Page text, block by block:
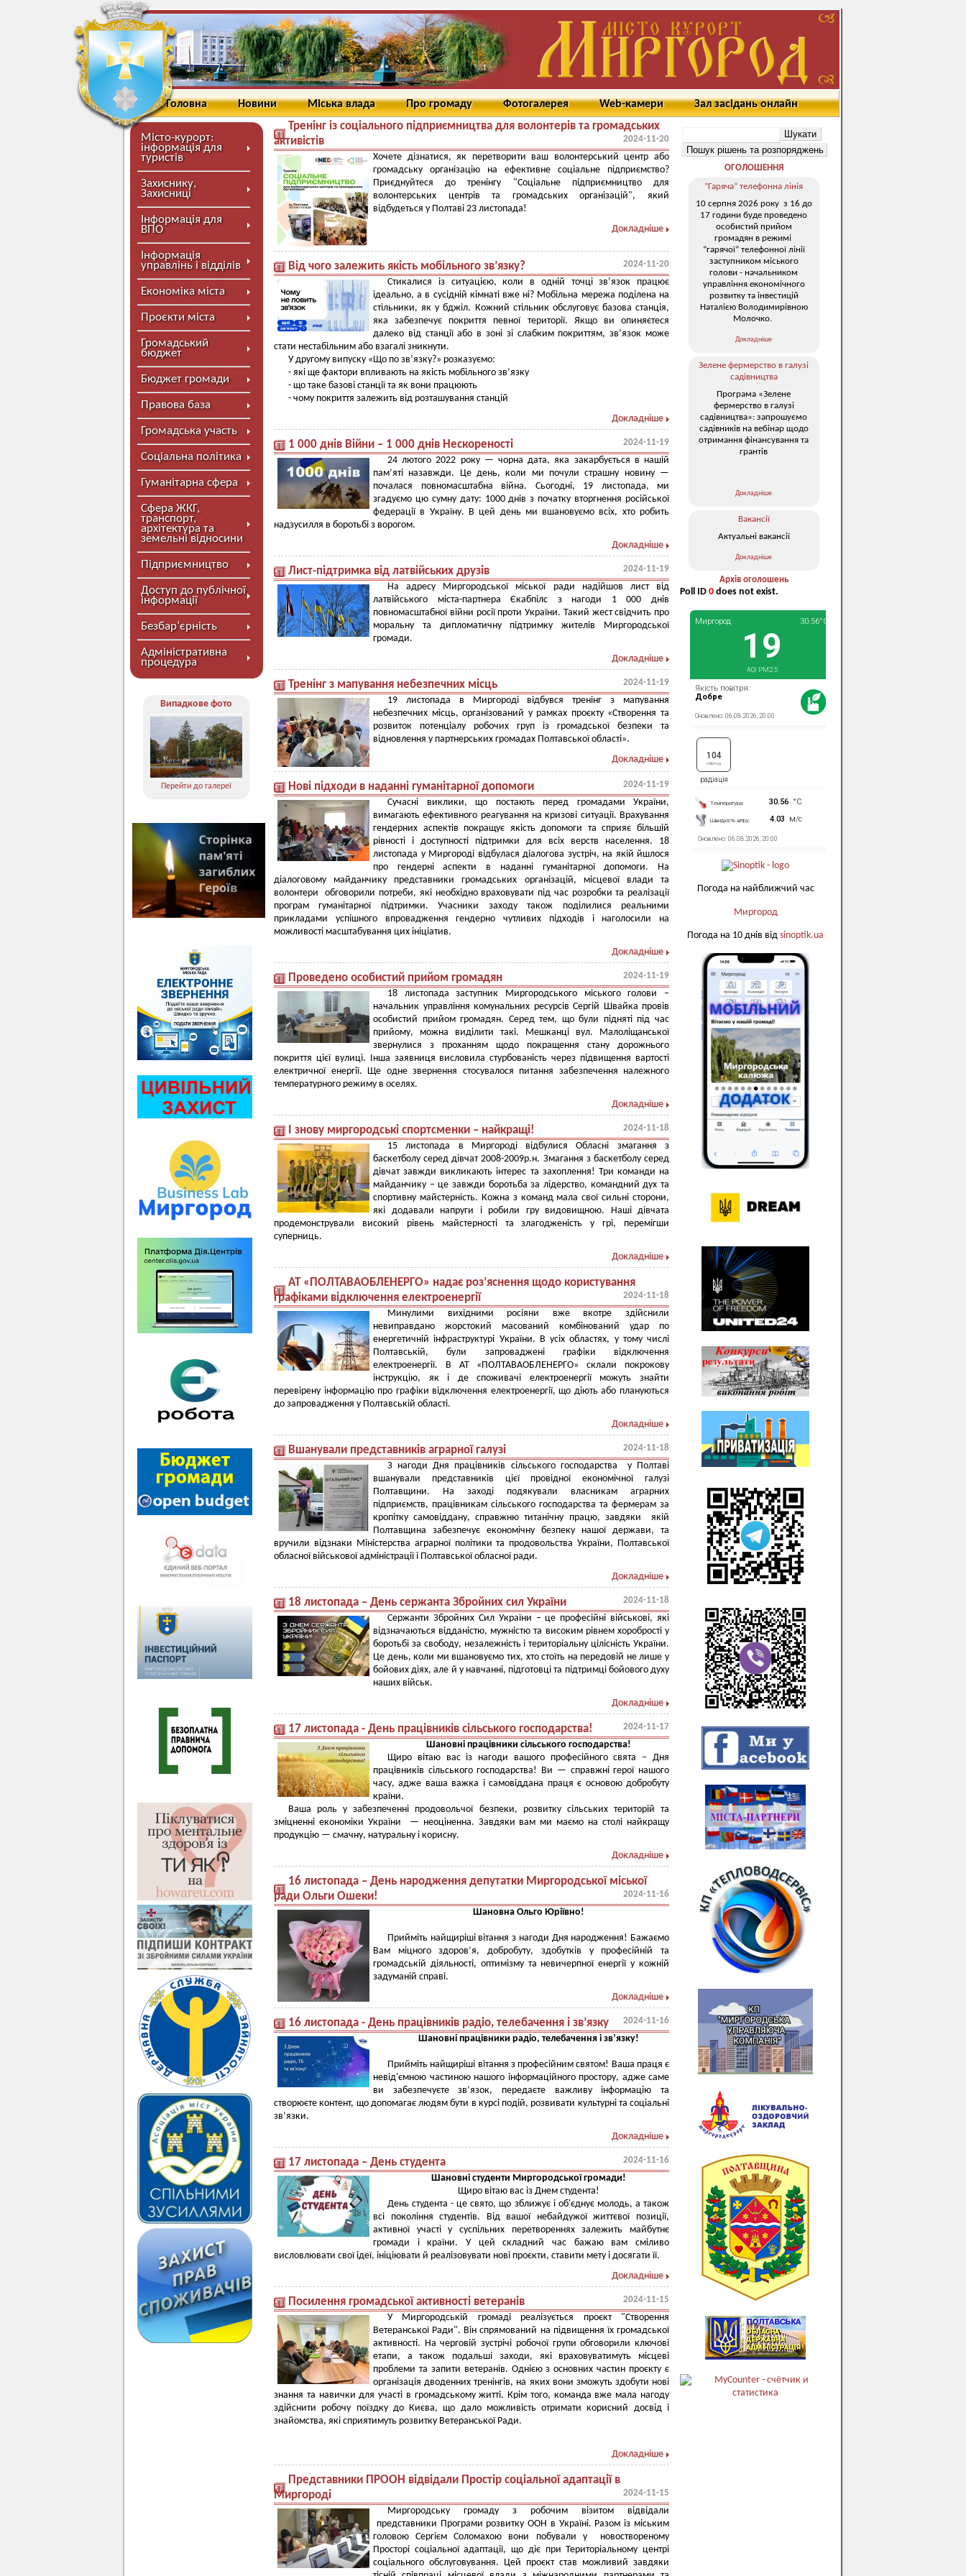
Головна Новини Міська влада Про громаду Фотогалерея Web-камери Зал засідань онлайн
Місто-курорт:
інформація для
туристів
Захиснику,
Захисниці
Інформація для
ВПО
Інформація
управлінь і відділів
Економіка міста
Проєкти міста
Громадський
бюджет
Бюджет громади
Правова база
Громадська участь
Соціальна політика
Гуманітарна сфера
Сфера ЖКГ,
транспорт,
архітектура та
земельні відносини
Підприємництво
Доступ до публічної
інформації
Безбар’єрність
Адміністративна
процедура
Випадкове фото
Перейти до галереї
Тренінг із соціального підприємництва для волонтерів та громадських
активістів
2024-11-20
Хочете дізнатися, як перетворити ваш волонтерський центр або
громадську організацію на ефективне соціальне підприємство?
Приєднуйтеся до тренінгу "Соціальне підприємництво для
волонтерських центрів та громадських організацій", який
відбудеться у Полтаві 23 листопада!
Докладніше
Від чого залежить якість мобільного зв’язку? 2024-11-20
Стикалися із ситуацією, коли в одній точці звʼязок працює
ідеально, а в сусідній кімнаті вже ні? Мобільна мережа поділена на
стільники, як у бджіл. Кожний стільник обслуговує базова станція,
яка забезпечує покриття певної території. Якщо ви опиняєтеся
далеко від станції або в зоні зі слабким покриттям, зв’язок може
стати нестабільним або взагалі зникнути.
У другому випуску «Що по звʼязку?» розказуємо:
- які ще фактори впливають на якість мобільного зв’язку
- що таке базові станції та як вони працюють
- чому покриття залежить від розташування станцій
Докладніше
1 000 днів Війни – 1 000 днів Нескореності 2024-11-19
24 лютого 2022 року — чорна дата, яка закарбується в нашій
пам’яті назавжди. Це день, коли ми почули страшну новину —
почалася повномасштабна війна. Сьогодні, 19 листопада, ми
згадуємо цю сумну дату: 1000 днів з початку вторгнення російської
федерації в Україну. В цей день ми вшановуємо всіх, хто робить
надзусилля в боротьбі з ворогом.
Докладніше
Лист-підтримка від латвійських друзів 2024-11-19
На адресу Миргородської міської ради надійшов лист від
латвійського міста-партнера Єкабпілс з нагоди 1 000 днів
повномасштабної війни росії проти України. Такий жест свідчить про
моральну та дипломатичну підтримку жителів Миргородської
громади.
Докладніше
Тренінг з мапування небезпечних місць 2024-11-19
19 листопада в Миргороді відбувся тренінг з мапування
небезпечних місць, організований у рамках проєкту «Створення та
розвиток потенціалу робочих груп із громадської безпеки та
відновлення у партнерських громадах Полтавської області».
Докладніше
Нові підходи в наданні гуманітарної допомоги 2024-11-19
Сучасні виклики, що постають перед громадами України,
вимагають ефективного реагування на кризові ситуації. Врахування
гендерних аспектів покращує якість допомоги та сприяє більшій
рівності і доступності підтримки для всіх верств населення. 18
листопада у Миргороді відбулася діалогова зустріч, на якій йшлося
про гендерні аспекти в наданні гуманітарної допомоги. На
діалоговому майданчику представники громадських організацій, місцевої влади та
волонтери обговорили потреби, які необхідно враховувати під час розробки та реалізації
програм гуманітарної підтримки. Учасники заходу також поділилися реальними
прикладами успішного впровадження гендерно чутливих підходів і наголосили на
можливості масштабування цих ініціатив.
Докладніше
Проведено особистий прийом громадян 2024-11-19
18 листопада заступник Миргородського міського голови –
начальник управління комунальних ресурсів Сергій Швайка провів
особистий прийом громадян. Серед тем, що були підняті під час
прийому, можна виділити такі. Мешканці вул. Малоліщанської
звернулися з проханням щодо покращення стану дорожнього
покриття цієї вулиці. Інша заявниця висловила стурбованість через підвищення вартості
електричної енергії. Ще одне звернення стосувалося питання забезпечення належного
температурного режиму в оселях.
Докладніше
І знову миргородські спортсменки – найкращі! 2024-11-18
15 листопада в Миргороді відбулися Обласні змагання з
баскетболу серед дівчат 2008-2009р.н. Змагання з баскетболу серед
дівчат завжди викликають інтерес та захоплення! Три команди на
майданчику – це завжди боротьба за лідерство, командний дух та
спортивну майстерність. Кожна з команд мала свої сильні сторони,
які додавали напруги і робили гру видовищною. Наші дівчата
продемонстрували високий рівень майстерності та злагодженість у грі, перемігши
суперниць.
Докладніше
АТ «ПОЛТАВАОБЛЕНЕРГО» надає роз’яснення щодо користування
графіками відключення електроенергії
2024-11-18
Минулими вихідними росіяни вже вкотре здійснили
невиправдано жорстокий масований комбінований удар по
енергетичній інфраструктурі України. В усіх областях, у тому числі
Полтавській, були запроваджені графіки відключення
електроенергії. В АТ «ПОЛТАВАОБЛЕНЕРГО» склали покрокову
інструкцію, як і де споживачі електроенергії можуть знайти
перевірену інформацію про графіки відключення електроенергії, що діють або плануються
до запровадження у Полтавській області.
Докладніше
Вшанували представників аграрної галузі 2024-11-18
З нагоди Дня працівників сільського господарства у Полтаві
вшанували представників цієї провідної економічної галузі
Полтавщини. На заході подякували власникам аграрних
підприємств, працівникам сільського господарства та фермерам за
кропітку самовіддану, справжню титанічну працю, завдяки якій
Полтавщина забезпечує економічну безпеку нашої держави, та
вручили відзнаки Міністерства аграрної політики та продовольства України, Полтавської
обласної військової адміністрації і Полтавської обласної ради.
Докладніше
18 листопада – День сержанта Збройних сил України 2024-11-18
Сержанти Збройних Сил України – це професійні військові, які
відзначаються відданістю, мужністю та високим рівнем хоробрості у
боротьбі за свободу, незалежність і територіальну цілісність України.
Це день, коли ми вшановуємо тих, хто стоїть на передовій не лише у
бойових діях, але й у навчанні, підготовці та підтримці бойового духу
наших військ.
Докладніше
17 листопада - День працівників сільського господарства! 2024-11-17
Шановні працівники сільського господарства!
Щиро вітаю вас із нагоди вашого професійного свята – Дня
працівників сільського господарства! Ви — справжні герої нашого
часу, адже ваша важка і самовіддана праця є основою добробуту
країни.
Ваша роль у забезпеченні продовольчої безпеки, розвитку сільських територій та
зміцненні економіки України — неоціненна. Завдяки вам ми маємо на столі найкращу
продукцію — смачну, натуральну і корисну.
Докладніше
16 листопада – День народження депутатки Миргородської міської
ради Ольги Ошеки!
2024-11-16
Шановна Ольго Юріївно!
Прийміть найщиріші вітання з нагоди Дня народження! Бажаємо
Вам міцного здоров’я, добробуту, здобутків у професійній та
громадській діяльності, оптимізму та невичерпної енергії у кожній
задуманій справі.
Докладніше
16 листопада - День працівників радіо, телебачення і зв’язку 2024-11-16
Шановні працівники радіо, телебачення і зв’язку!
Прийміть найщиріші вітання з професійним святом! Ваша праця є
невід'ємною частиною нашого інформаційного простору, адже саме
ви забезпечуєте зв’язок, передаєте важливу інформацію та
створюєте контент, що допомагає людям бути в курсі подій, розвивати культурні та соціальні
зв’язки.
Докладніше
17 листопада – День студента 2024-11-16
Шановні студенти Миргородської громади!
Щиро вітаю вас із Днем студента!
День студента - це свято, що зближує і об'єднує молодь, а також
всі покоління студентів. Від вашої небайдужої життєвої позиції,
активної участі у суспільних перетвореннях залежить майбутнє
громади і країни. У цей складний час бажаю вам сміливо
висловлювати свої ідеї, ініціювати й реалізовувати нові проєкти, ставити мету і досягати її.
Докладніше
Посилення громадської активності ветеранів 2024-11-15
У Миргородській громаді реалізується проєкт "Створення
Ветеранської Ради". Він спрямований на підвищення їх громадської
активності. На черговій зустрічі робочої групи обговорили ключові
етапи, а також подальші заходи, які враховуватимуть місцеві
проблеми та запити ветеранів. Однією з основних частин проєкту є
організація дводенних тренінгів, на яких вони зможуть здобути нові
знання та навички для участі в громадському житті. Крім того, команда вже мала нагоду
здійснити робочу поїздку до Києва, що дало можливість отримати корисний досвід і
знайомства, які сприятимуть розвитку Ветеранської Ради.
Докладніше
Представники ПРООН відвідали Простір соціальної адаптації в
Миргороді
2024-11-15
Миргородську громаду з робочим візитом відвідали
представники Програми розвитку ООН в Україні. Разом із міським
головою Сергієм Соломахою вони побували у новоствореному
Просторі соціальної адаптації, що діє при Територіальному центрі
соціального обслуговування. Цей проєкт став можливий завдяки
ОГОЛОШЕННЯ
“Гаряча” телефонна лінія
10 серпня 2026 року з 16 до
17 години буде проведено
особистий прийом
громадян в режимі
“гарячої” телефонної лінії
заступником міського
голови - начальником
управління економічного
розвитку та інвестицій
Наталією Володимирівною
Молочко.
Докладніше
Зелене фермерство в галузі
садівництва
Програма «Зелене
фермерство в галузі
садівництва»: запрошуємо
садівників на вебінар щодо
отримання фінансування та
грантів
Докладніше
Вакансії
Актуальні вакансії
Докладніше
Архів оголошень
Poll ID 0 does not exist.
Погода на найближчий час
Миргород
Погода на 10 днів від sinoptik.ua